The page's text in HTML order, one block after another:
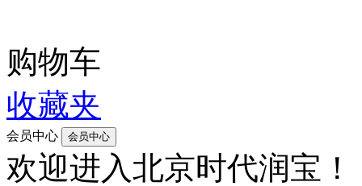
购物车
收藏夹
会员中心
欢迎进入北京时代润宝！